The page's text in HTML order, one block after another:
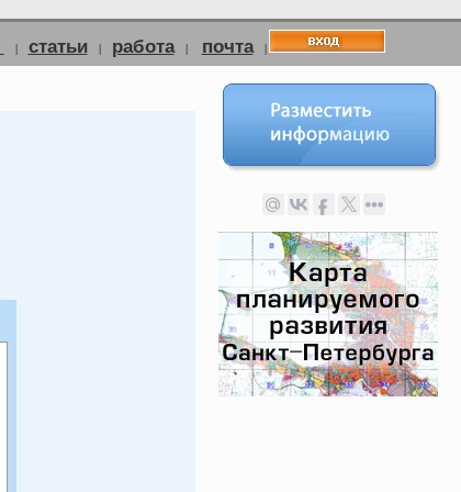
| статьи | работа | почта |